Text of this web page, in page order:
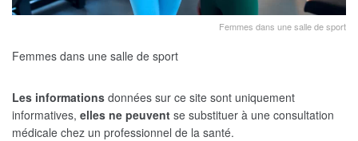
Femmes dans une salle de sport
Femmes dans une salle de sport
Les informations données sur ce site sont uniquement
informatives, elles ne peuvent se substituer à une consultation
médicale chez un professionnel de la santé.